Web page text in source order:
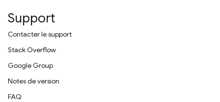
Support
Contacter le support
Stack Overflow
Google Group
Notes de version
FAQ